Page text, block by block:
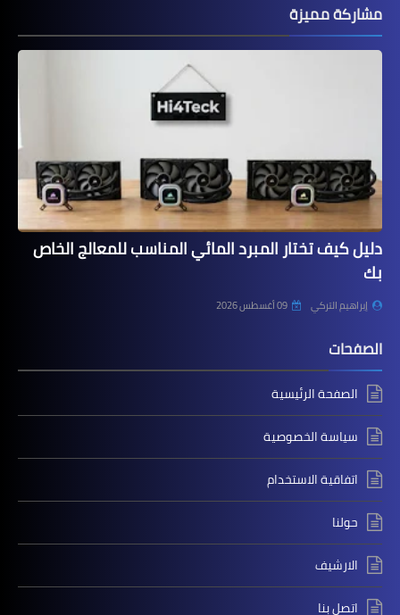
مشاركة مميزة
دليل كيف تختار المبرد المائي المناسب للمعالج الخاص
بك
إبراهيم التركي 09 أغسطس 2026
الصفحات
الصفحة الرئيسية
سياسة الخصوصية
اتفاقية الاستخدام
حولنا
الارشيف
اتصل بنا